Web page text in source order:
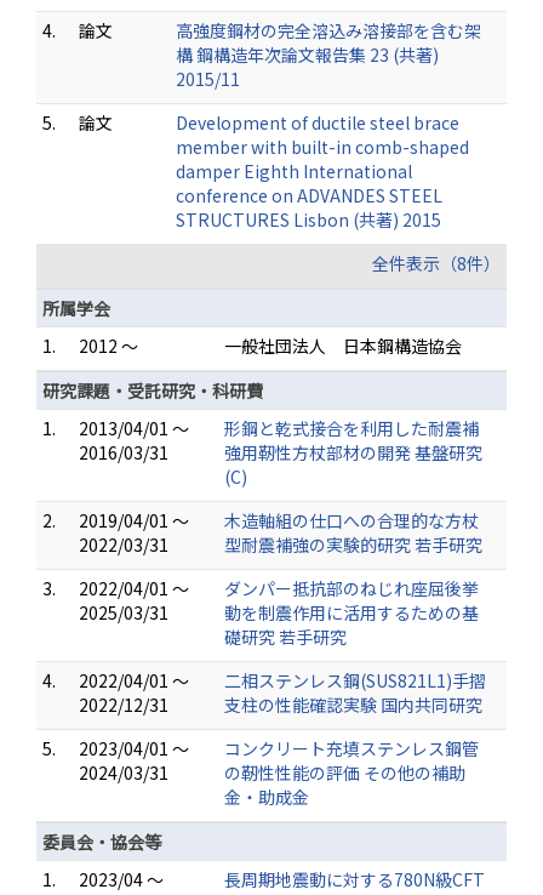
4.
論文
高強度鋼材の完全溶込み溶接部を含む架
構 鋼構造年次論文報告集 23 (共著)
2015/11
5.
論文
Development of ductile steel brace
member with built-in comb-shaped
damper Eighth International
conference on ADVANDES STEEL
STRUCTURES Lisbon (共著) 2015
全件表示（8件）
所属学会
1.
2012 ～
一般社団法人 日本鋼構造協会
研究課題・受託研究・科研費
1.
2013/04/01 ～
2016/03/31
形鋼と乾式接合を利用した耐震補
強用靭性方杖部材の開発 基盤研究
(C)
2.
2019/04/01 ～
2022/03/31
木造軸組の仕口への合理的な方杖
型耐震補強の実験的研究 若手研究
3.
2022/04/01 ～
2025/03/31
ダンパー抵抗部のねじれ座屈後挙
動を制震作用に活用するための基
礎研究 若手研究
4.
2022/04/01 ～
2022/12/31
二相ステンレス鋼(SUS821L1)手摺
支柱の性能確認実験 国内共同研究
5.
2023/04/01 ～
2024/03/31
コンクリート充填ステンレス鋼管
の靭性性能の評価 その他の補助
金・助成金
委員会・協会等
1.
2023/04 ～
長周期地震動に対する780N級CFT